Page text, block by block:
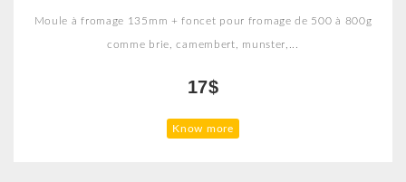
Moule à fromage 135mm + foncet pour fromage de 500 à 800g
comme brie, camembert, munster,...
17$
Know more